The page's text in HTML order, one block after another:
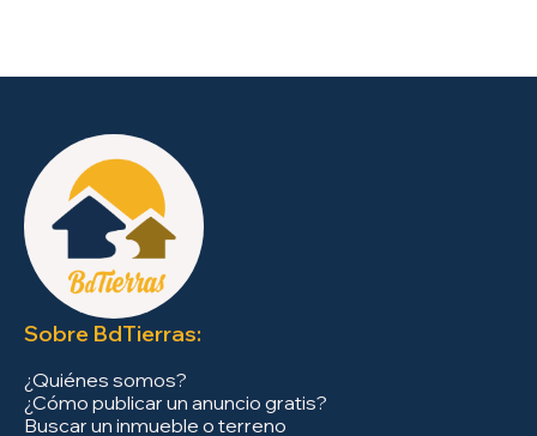
Sobre BdTierras:
¿Quiénes somos?
¿Cómo publicar un anuncio gratis?
Buscar un inmueble o terreno